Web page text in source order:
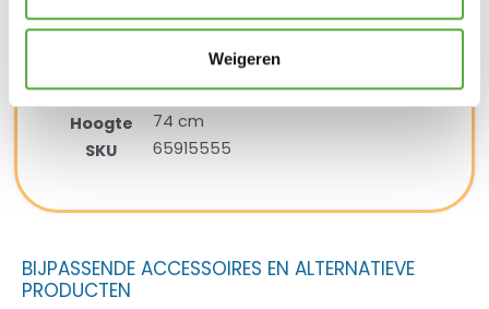
Weigeren
Materiaal Aluminium
Breedte
90 cm
Hoogte
74 cm
SKU
65915555
BIJPASSENDE ACCESSOIRES EN ALTERNATIEVE
PRODUCTEN